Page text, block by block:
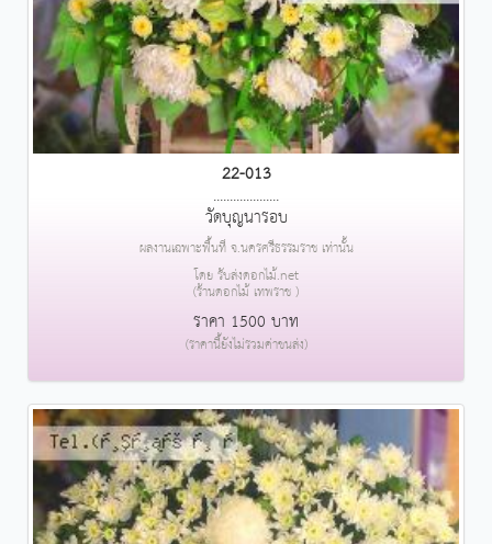
22-013
....................
วัดบุญนารอบ
ผลงานเฉพาะพื้นที่ จ.นครศรีธรรมราช เท่านั้น
โดย รับส่งดอกไม้.net
(ร้านดอกไม้ เทพราช )
ราคา 1500 บาท
(ราคานี้ยังไม่รวมค่าขนส่ง)